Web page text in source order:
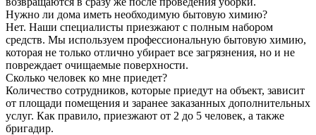
Нужно ли дома иметь необходимую бытовую химию?
Нет. Наши специалисты приезжают с полным набором
средств. Мы используем профессиональную бытовую химию,
которая не только отлично убирает все загрязнения, но и не
повреждает очищаемые поверхности.
Сколько человек ко мне приедет?
Количество сотрудников, которые приедут на объект, зависит
от площади помещения и заранее заказанных дополнительных
услуг. Как правило, приезжают от 2 до 5 человек, а также
бригадир.